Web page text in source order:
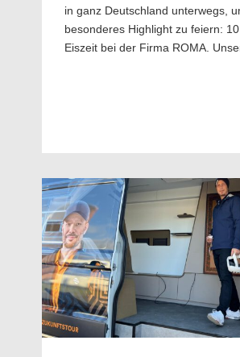
in ganz Deutschland unterwegs,
besonderes Highlight zu feiern:
Eiszeit bei der Firma ROMA.